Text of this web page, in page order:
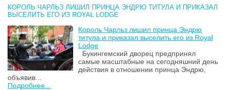
КОРОЛЬ ЧАРЛЬЗ ЛИШИЛ ПРИНЦА ЭНДРЮ ТИТУЛА И ПРИКАЗАЛ
ВЫСЕЛИТЬ ЕГО ИЗ ROYAL LODGE
Король Чарльз лишил принца Эндрю
титула и приказал выселить его из Royal
Lodge
Букингемский дворец предпринял
самые масштабные на сегодняшний день
действия в отношении принца Эндрю,
объявив...
Подробнее...